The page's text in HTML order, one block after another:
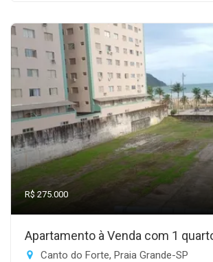
R$ 275.000
Apartamento à Venda com 1
Canto do Forte, Praia Grande-SP